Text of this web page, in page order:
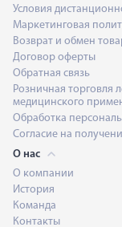
Условия
Маркетинговая
Возврат и обмен
Договор оферты
Обратная связь
Розничная торговля
медицинского
Обработка
Согласие на
О нас
О компании
История
Команда
Контакты